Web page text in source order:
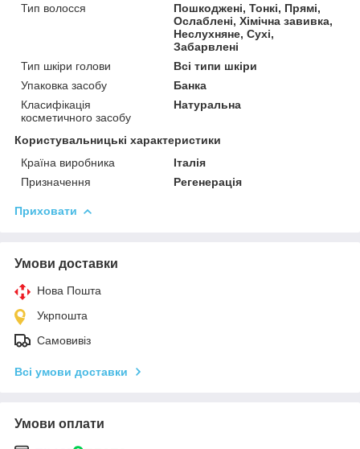
Тип волосся
Пошкоджені, Тонкі, Прямі,
Ослаблені, Хімічна завивка,
Неслухняне, Сухі,
Забарвлені
Тип шкіри голови
Всі типи шкіри
Упаковка засобу
Банка
Класифікація
косметичного засобу
Натуральна
Користувальницькі характеристики
Країна виробника
Італія
Призначення
Регенерація
Приховати
Умови доставки
Нова Пошта
Укрпошта
Самовивіз
Всі умови доставки
Умови оплати